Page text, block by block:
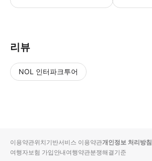
리뷰
NOL 인터파크투어
입니
다.
순
상
이용약관위치기반서비스 이용약관개인정보 처리방침
여행자보험 가입안내여행약관분쟁해결기준